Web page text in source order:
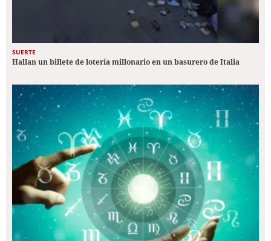
SUERTE
Hallan un billete de lotería millonario en un basurero de Italia